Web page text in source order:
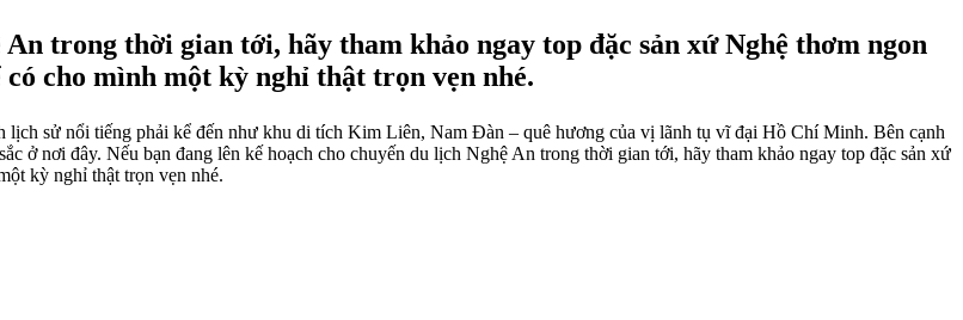
trong thời gian tới, hãy tham khảo ngay top đặc sản xứ Nghệ thơm ngon
cho mình một kỳ nghỉ thật trọn vẹn nhé.
sử nổi tiếng phải kể đến như khu di tích Kim Liên, Nam Đàn – quê hương của vị lãnh tụ vĩ đại Hồ Chí Minh. Bên cạnh
ở nơi đây. Nếu bạn đang lên kế hoạch cho chuyến du lịch Nghệ An trong thời gian tới, hãy tham khảo ngay top đặc sản xứ
kỳ nghỉ thật trọn vẹn nhé.